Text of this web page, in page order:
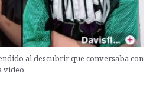
al descubrir que conversaba con
video